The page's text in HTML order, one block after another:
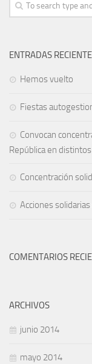
ENTRADAS
Hemos vuelto
Fiestas
Convocan
República en
Concentración
Acciones
COMENTARIOS
ARCHIVOS
junio 2014
mayo 2014